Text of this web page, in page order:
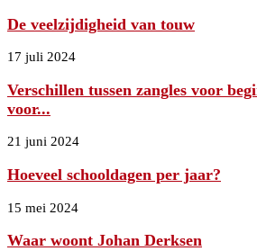
De veelzijdigheid van touw
17 juli 2024
Verschillen tussen zangles voor
voor...
21 juni 2024
Hoeveel schooldagen per jaar?
15 mei 2024
Waar woont Johan Derksen